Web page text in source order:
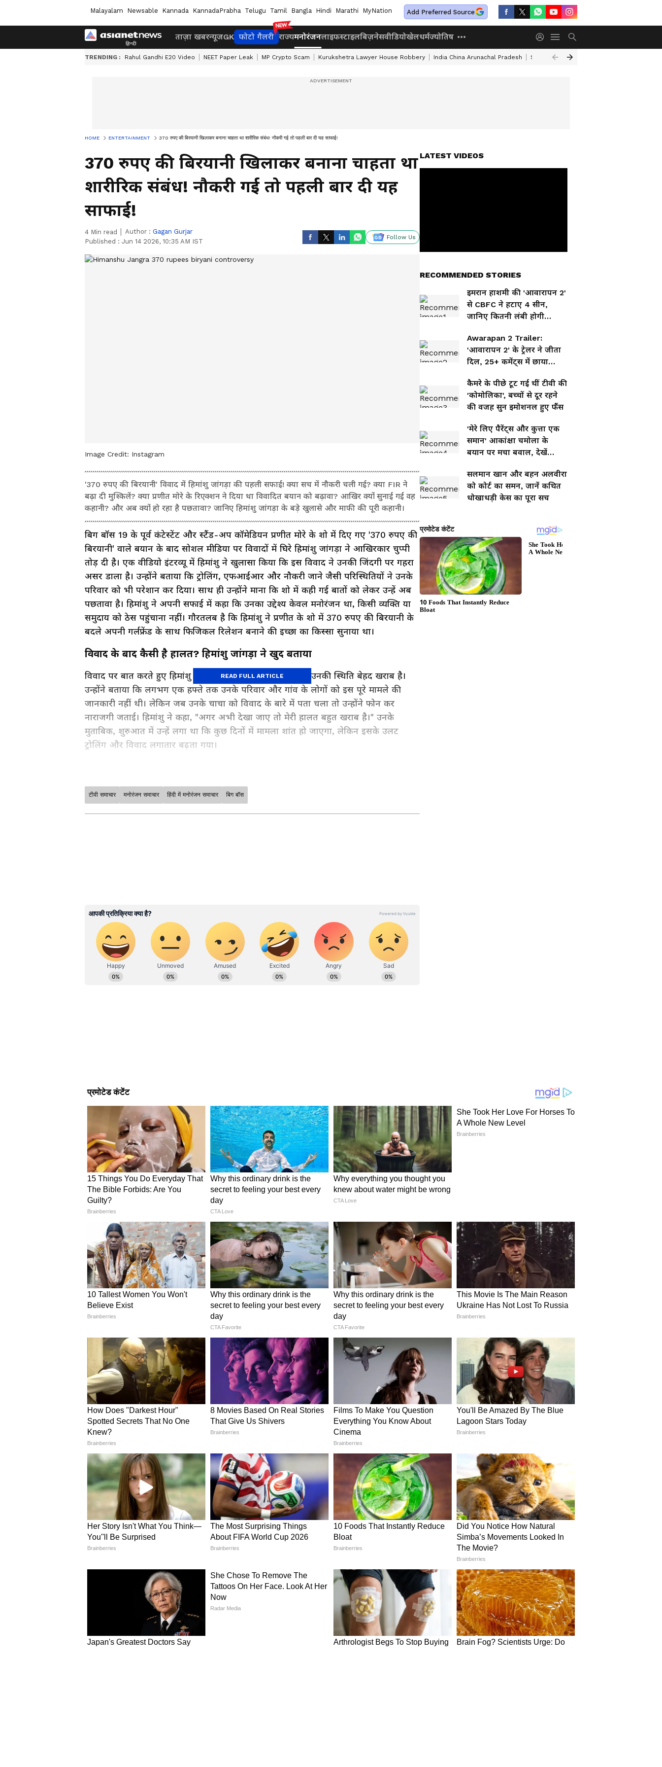
Malayalam Newsable Kannada KannadaPrabha Telugu Tamil Bangla Hindi Marathi MyNation Add Preferred Source
ताज़ा खबरन्यूजGK फोटो गैलरी राज्यमनोरंजनलाइफस्टाइलबिज़नेसवीडियोखेलधर्मज्योतिष
TRENDING : Rahul Gandhi E20 Video NEET Paper Leak MP Crypto Scam Kurukshetra Lawyer House Robbery India China Arunachal Pradesh Saudi Turkey Pakistan Defense Pact
HOME ENTERTAINMENT 370 रुपए की बिरयानी खिलाकर बनाना चाहता था शारीरिक संबंध! नौकरी गई तो पहली बार दी यह साफाई!
370 रुपए की बिरयानी खिलाकर बनाना चाहता था
शारीरिक संबंध! नौकरी गई तो पहली बार दी यह
साफाई!
4 Min read Author : Gagan Gurjar
Published : Jun 14 2026, 10:35 AM IST
Follow Us
Image Credit: Instagram
'370 रुपए की बिरयानी' विवाद में हिमांशु जांगड़ा की पहली सफाई! क्या सच में नौकरी चली गई? क्या FIR ने
बढ़ा दी मुश्किलें? क्या प्रणीत मोरे के रिएक्शन ने दिया था विवादित बयान को बढ़ावा? आखिर क्यों सुनाई गई वह
कहानी? और अब क्यों हो रहा है पछतावा? जानिए हिमांशु जांगड़ा के बड़े खुलासे और माफी की पूरी कहानी।
बिग बॉस 19 के पूर्व कंटेस्टेंट और स्टैंड-अप कॉमेडियन प्रणीत मोरे के शो में दिए गए '370 रुपए की
बिरयानी' वाले बयान के बाद सोशल मीडिया पर विवादों में घिरे हिमांशु जांगड़ा ने आखिरकार चुप्पी
तोड़ दी है। एक वीडियो इंटरव्यू में हिमांशु ने खुलासा किया कि इस विवाद ने उनकी जिंदगी पर गहरा
असर डाला है। उन्होंने बताया कि ट्रोलिंग, एफआईआर और नौकरी जाने जैसी परिस्थितियों ने उनके
परिवार को भी परेशान कर दिया। साथ ही उन्होंने माना कि शो में कही गई बातों को लेकर उन्हें अब
पछतावा है। हिमांशु ने अपनी सफाई में कहा कि उनका उद्देश्य केवल मनोरंजन था, किसी व्यक्ति या
समुदाय को ठेस पहुंचाना नहीं। गौरतलब है कि हिमांशु ने प्रणीत के शो में 370 रुपए की बिरयानी के
बदले अपनी गर्लफ्रेंड के साथ फिजिकल रिलेशन बनाने की इच्छा का किस्सा सुनाया था।
विवाद के बाद कैसी है हालत? हिमांशु जांगड़ा ने खुद बताया
विवाद पर बात करते हुए हिमांशु जांगड़ा ने कहा कि मौजूदा समय में उनकी स्थिति बेहद खराब है।
उन्होंने बताया कि लगभग एक हफ्ते तक उनके परिवार और गांव के लोगों को इस पूरे मामले की
जानकारी नहीं थी। लेकिन जब उनके चाचा को विवाद के बारे में पता चला तो उन्होंने फोन कर
नाराजगी जताई। हिमांशु ने कहा, "अगर अभी देखा जाए तो मेरी हालत बहुत खराब है।" उनके
मुताबिक, शुरुआत में उन्हें लगा था कि कुछ दिनों में मामला शांत हो जाएगा, लेकिन इसके उलट
ट्रोलिंग और विवाद लगातार बढ़ता गया।
यह भी पढ़ें :एक बिरयानी, एक डेट और नौकरी गई! क्या है Bigg Boss 19 के प्रणीत मोरे का
#370Biryani विवाद?
नौकरी जाने और एफआईआर से बढ़ीं हिमांशु जांगड़ा की मुश्किलें
हिमांशु ने दावा किया कि विवाद बढ़ने के बाद उनकी नौकरी पर भी असर पड़ा। उन्होंने कहा कि
एफआईआर दर्ज होने और नोटिस मिलने की खबरों के बाद परिवार काफी चिंतित हो गया। उनके
मुताबिक़, सोशल मीडिया पर लगातार हो रही आलोचना और व्यक्तिगत हमलों ने हालात को और
मुश्किल बना दिया है।
हिमांशु जांगड़ा ने आखिर क्यों कही थी विवादित बात?
जब हिमांशु से पूछा गया कि उन्होंने ऐसा कमेंट क्यों किया तो उन्होंने कहा कि पहले कई लोगों को
इसी तरह की कहानियां सुनाते हुए सुना था। उसी आधार पर उन्होंने मंच पर कहानी को अपने अंदाज
में पेश किया। उन्होंने कहा, "मैंने कहानी को इम्प्रोवाइज करके बताया था, क्योंकि इससे पहले भी कई
लोग इसी तरह की कहानियां सुनाते रहे थे।" हिमांशु का कहना है कि उनका कमेंट केवल एंटरटेनमेंट
के उद्देश्य से था और वह उनके वास्तविक विचारों या सोच को नहीं दर्शाता।
यह भी पढ़ें :कौन हैं सेजल पवार, जो डेड बॉडी के प्राइवेट पार्ट का मजाक उड़ाकर फंसी
'मेरा ऐसा कोई इरादा या मानसिकता नहीं है : हिमांशु जांगड़ा
विवादित कमेंट को लेकर सफाई देते हुए हिमांशु ने कहा, "मैंने सिर्फ मनोरंजन के लिए वह बात कही
थी। मेरा ऐसा कोई इरादा नहीं था और न ही मेरी ऐसी कोई मानसिकता है।" उन्होंने यह भी दावा
किया कि उस समय मंच पर मौजूद होस्ट और दर्शक दोनों ही उनकी बात को मजाक के रूप में ले रहे
थे। हिमांशु ने बातचीत में यह भी स्वीकार किया कि शो के दौरान कॉमेडियन प्रणीत मोरे के रिएक्शन
ने उन्हें और बोलने के लिए प्रेरित किया। उन्होंने कहा, "उनके जवाब और प्रतिक्रिया को देखकर मुझे
और बढ़ावा मिला था।" हालांकि अब वीडियो को दोबारा देखने के बाद उन्हें अपनी बातों पर अफसोस
हो रहा है। उन्होंने कहा, "अब जब मैं उस वीडियो को दोबारा देखता हूं तो मुझे पछतावा होता है।"
यह भी पढ़ें :कॉमेडियन ने बनाया रेप का मजाक, वायरल वीडियो देख फूटा उर्फी जावेद का गुस्सा!
फर्जी सोशल मीडिया अकाउंट्स पर भी दी सफाई
हिमांशु ने यह भी स्पष्ट किया कि पिछले एक सप्ताह से वह सोशल मीडिया पर एक्टिव नहीं हैं। उन्होंने
दावा किया कि उनके नाम से चल रहे कई अकाउंट्स उनके नहीं हैं और लोग गलत जानकारी फैला रहे
प्रोफाइल्स बनाए गए हैं, जिनसे उनका कोई संबंध नहीं है।
READ FULL ARTICLE
मनोरंजन जगत की सबसे खास खबरें अब एक क्लिक पर। फिल्में, टीवी शो, वेब सीरीज़ और स्टार
News Hindi में ये कार्यरत हैं। यहां पर डिप्टी न्यूज एडिटर के तौर पर एंटरटेनमेंट टीम को लीड कर रहे हैं। उन्होंने
इलेक्ट्रॉनिक मीडिया में M.Sc और मीडिया स्टडीज में M.Phil किया है। मनोरंजन जगत से जुड़े मुद्दों और समसामयिक
विषयों पर लिखने में रुचि। उनसे gagan.gurjar@asianetnews.in संपर्क किया जा सकता है।
टीवी समाचार मनोरंजन समाचार हिंदी में मनोरंजन समाचार बिग बॉस
LATEST VIDEOS
RECOMMENDED STORIES
इमरान हाशमी की 'आवारापन 2'
से CBFC ने हटाए 4 सीन,
जानिए कितनी लंबी होगी
Awarapan 2 Trailer:
'आवारापन 2' के ट्रेलर ने जीता
दिल, 25+ कमेंट्स में छाया
कैमरे के पीछे टूट गई थीं टीवी की
'कोमोलिका', बच्चों से दूर रहने
की वजह सुन इमोशनल हुए फैंस
'मेरे लिए पैरेंट्स और कुत्ता एक
समान' आकांक्षा चमोला के
बयान पर मचा बवाल, देखें
सलमान खान और बहन अलवीरा
को कोर्ट का समन, जानें कथित
धोखाधड़ी केस का पूरा सच